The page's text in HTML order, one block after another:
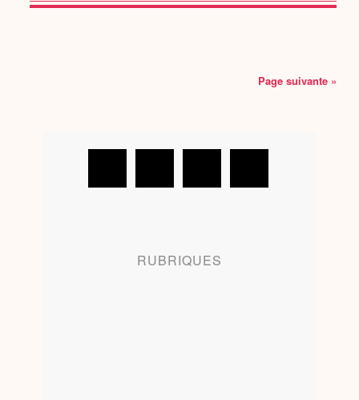
Page suivante »
RUBRIQUES